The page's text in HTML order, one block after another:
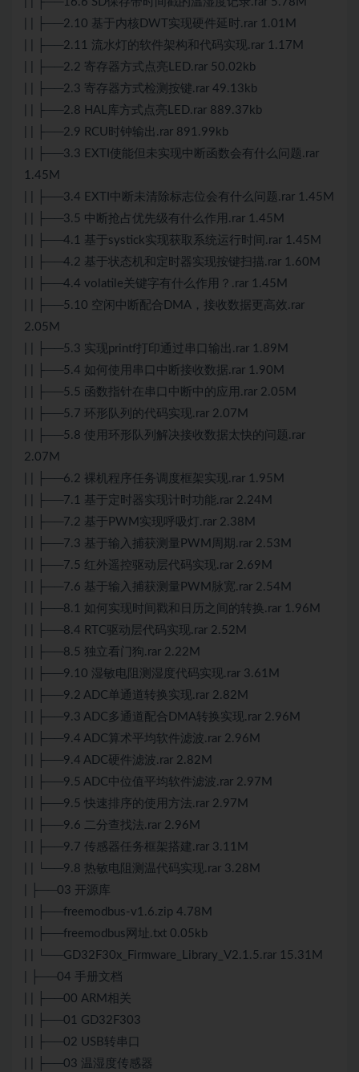
| | ├──2.10 基于内核DWT实现硬件延时.rar 1.01M
| | ├──2.11 流水灯的软件架构和代码实现.rar 1.17M
| | ├──2.2 寄存器方式点亮LED.rar 50.02kb
| | ├──2.3 寄存器方式检测按键.rar 49.13kb
| | ├──2.8 HAL库方式点亮LED.rar 889.37kb
| | ├──2.9 RCU时钟输出.rar 891.99kb
| | ├──3.3 EXTI使能但未实现中断函数会有什么问题.rar
1.45M
| | ├──3.4 EXTI中断未清除标志位会有什么问题.rar 1.45M
| | ├──3.5 中断抢占优先级有什么作用.rar 1.45M
| | ├──4.1 基于systick实现获取系统运行时间.rar 1.45M
| | ├──4.2 基于状态机和定时器实现按键扫描.rar 1.60M
| | ├──4.4 volatile关键字有什么作用？.rar 1.45M
| | ├──5.10 空闲中断配合DMA，接收数据更高效.rar
2.05M
| | ├──5.3 实现printf打印通过串口输出.rar 1.89M
| | ├──5.4 如何使用串口中断接收数据.rar 1.90M
| | ├──5.5 函数指针在串口中断中的应用.rar 2.05M
| | ├──5.7 环形队列的代码实现.rar 2.07M
| | ├──5.8 使用环形队列解决接收数据太快的问题.rar
2.07M
| | ├──6.2 裸机程序任务调度框架实现.rar 1.95M
| | ├──7.1 基于定时器实现计时功能.rar 2.24M
| | ├──7.2 基于PWM实现呼吸灯.rar 2.38M
| | ├──7.3 基于输入捕获测量PWM周期.rar 2.53M
| | ├──7.5 红外遥控驱动层代码实现.rar 2.69M
| | ├──7.6 基于输入捕获测量PWM脉宽.rar 2.54M
| | ├──8.1 如何实现时间戳和日历之间的转换.rar 1.96M
| | ├──8.4 RTC驱动层代码实现.rar 2.52M
| | ├──8.5 独立看门狗.rar 2.22M
| | ├──9.10 湿敏电阻测湿度代码实现.rar 3.61M
| | ├──9.2 ADC单通道转换实现.rar 2.82M
| | ├──9.3 ADC多通道配合DMA转换实现.rar 2.96M
| | ├──9.4 ADC算术平均软件滤波.rar 2.96M
| | ├──9.4 ADC硬件滤波.rar 2.82M
| | ├──9.5 ADC中位值平均软件滤波.rar 2.97M
| | ├──9.5 快速排序的使用方法.rar 2.97M
| | ├──9.6 二分查找法.rar 2.96M
| | ├──9.7 传感器任务框架搭建.rar 3.11M
| | └──9.8 热敏电阻测温代码实现.rar 3.28M
| ├──03 开源库
| | ├──freemodbus-v1.6.zip 4.78M
| | ├──freemodbus网址.txt 0.05kb
| | └──GD32F30x_Firmware_Library_V2.1.5.rar 15.31M
| ├──04 手册文档
| | ├──00 ARM相关
| | ├──01 GD32F303
| | ├──02 USB转串口
| | ├──03 温湿度传感器